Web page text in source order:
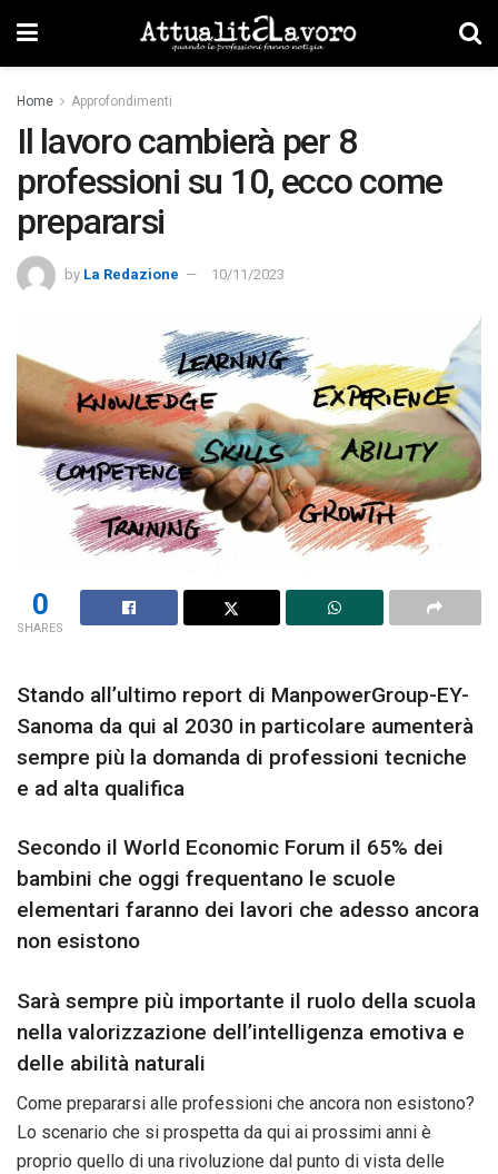
Home Approfondimenti
Il lavoro cambierà per 8
professioni su 10, ecco come
prepararsi
by La Redazione 10/11/2023
0
SHARES
Stando all’ultimo report di ManpowerGroup-EY-
Sanoma da qui al 2030 in particolare aumenterà
sempre più la domanda di professioni tecniche
e ad alta qualifica
Secondo il World Economic Forum il 65% dei
bambini che oggi frequentano le scuole
elementari faranno dei lavori che adesso ancora
non esistono
Sarà sempre più importante il ruolo della scuola
nella valorizzazione dell’intelligenza emotiva e
delle abilità naturali
Come prepararsi alle professioni che ancora non esistono?
Lo scenario che si prospetta da qui ai prossimi anni è
proprio quello di una rivoluzione dal punto di vista delle